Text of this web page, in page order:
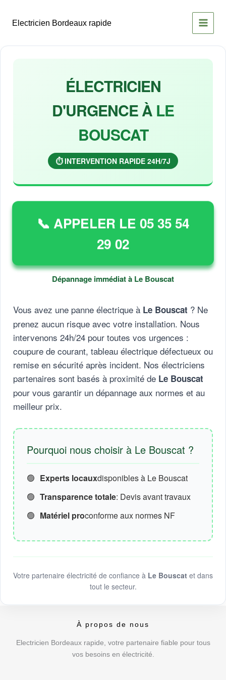
contenu
Electricien Bordeaux rapide
ÉLECTRICIEN
D'URGENCE À LE
BOUSCAT
⏱️ INTERVENTION RAPIDE 24H/7J
📞 APPELER LE 05 35 54
29 02
Dépannage immédiat à Le Bouscat
Vous avez une panne électrique à Le Bouscat ? Ne
prenez aucun risque avec votre installation. Nous
intervenons 24h/24 pour toutes vos urgences :
coupure de courant, tableau électrique défectueux ou
remise en sécurité après incident. Nos électriciens
partenaires sont basés à proximité de Le Bouscat
pour vous garantir un dépannage aux normes et au
meilleur prix.
Pourquoi nous choisir à Le Bouscat ?
🟢 Experts locauxdisponibles à Le Bouscat
🟢 Transparence totale: Devis avant travaux
🟢 Matériel proconforme aux normes NF
Votre partenaire électricité de confiance à Le Bouscat et dans
tout le secteur.
À propos de nous
Electricien Bordeaux rapide, votre partenaire fiable pour tous
vos besoins en électricité.